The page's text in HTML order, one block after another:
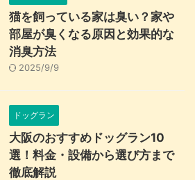
猫を飼っている家は臭い？家や
部屋が臭くなる原因と効果的な
消臭方法
2025/9/9
ドッグラン
大阪のおすすめドッグラン10
選！料金・設備から選び方まで
徹底解説